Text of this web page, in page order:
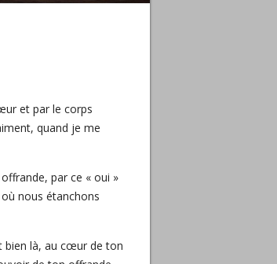
et par le corps
quand je me
par ce « oui »
nous étanchons
bien là, au cœur de ton